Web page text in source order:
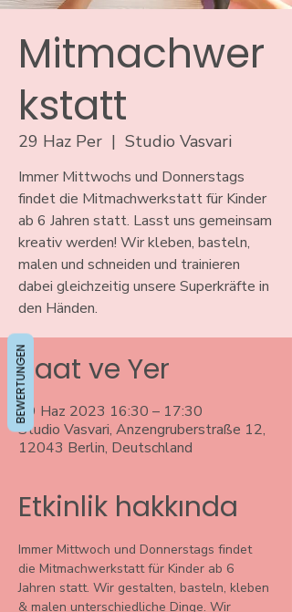
Mitmachwer
kstatt
29 Haz Per
  |
Studio Vasvari
Immer Mittwochs und Donnerstags
findet die Mitmachwerkstatt für Kinder
ab 6 Jahren statt. Lasst uns gemeinsam
kreativ werden! Wir kleben, basteln,
malen und schneiden und trainieren
dabei gleichzeitig unsere Superkräfte in
den Händen.
Saat ve Yer
29 Haz 2023 16:30 – 17:30
Studio Vasvari, Anzengruberstraße 12,
12043 Berlin, Deutschland
Etkinlik hakkında
Immer Mittwoch und Donnerstags findet
die Mitmachwerkstatt für Kinder ab 6
Jahren statt. Wir gestalten, basteln, kleben
& malen unterschiedliche Dinge. Wir
BEWERTUNGEN